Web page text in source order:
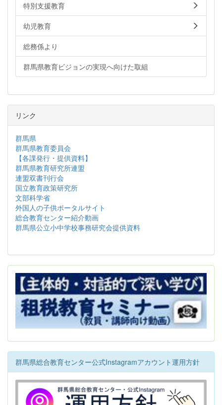
特別支援教育
幼児教育
総務係より
群馬県教育ビジョンの実現へ向けた取組
リンク
群馬県
群馬県教育委員会
【各課発行・提供資料】
群馬県教育研究所連盟
連盟双書刊行会
国立教育政策研究所
文部科学省
外国人の子供ポータルサイト
総合教育センター紹介動画
群馬県公立小中学校事務研究会提供資料
群馬県総合教育センター公式Instagramアカウント運用方針